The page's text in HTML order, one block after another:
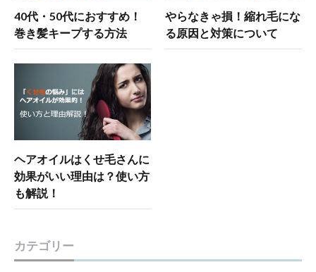
40代・50代におすすめ！
巻き髪キープする方法
やらなきゃ損！縮れ毛にな
る原因と対策について
ヘアオイルはくせ毛さんに
効果がいい理由は？使い方
も解説！
カテゴリー